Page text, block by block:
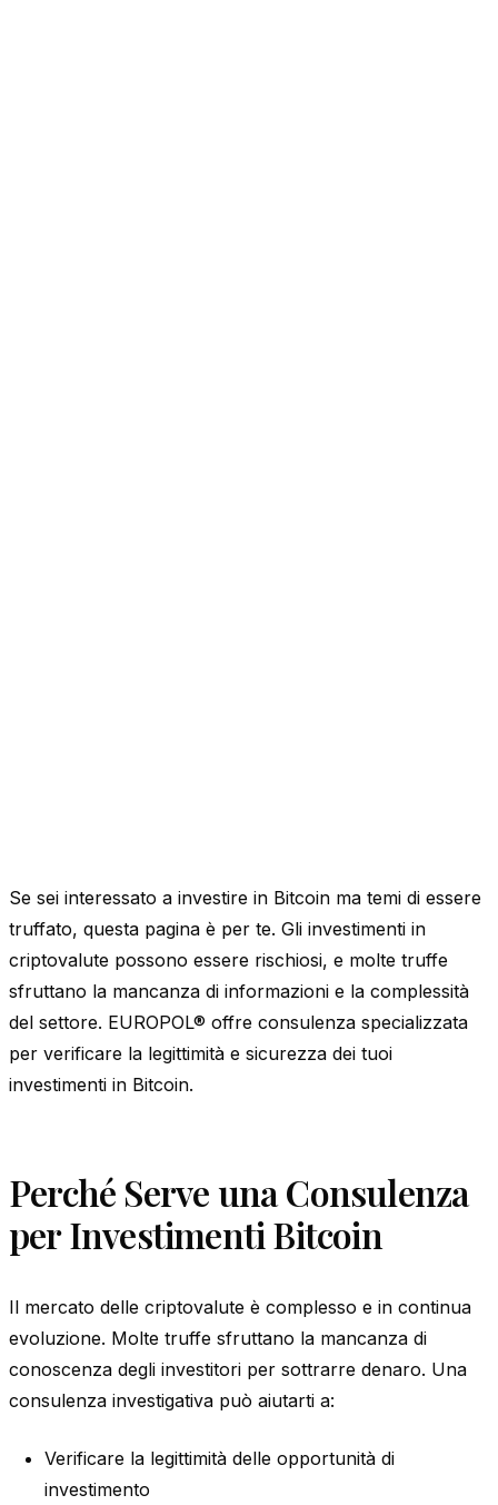
Se sei interessato a investire in Bitcoin ma temi di essere
truffato, questa pagina è per te. Gli investimenti in
criptovalute possono essere rischiosi, e molte truffe
sfruttano la mancanza di informazioni e la complessità
del settore. EUROPOL® offre consulenza specializzata
per verificare la legittimità e sicurezza dei tuoi
investimenti in Bitcoin.
Perché Serve una Consulenza
per Investimenti Bitcoin
Il mercato delle criptovalute è complesso e in continua
evoluzione. Molte truffe sfruttano la mancanza di
conoscenza degli investitori per sottrarre denaro. Una
consulenza investigativa può aiutarti a:
Verificare la legittimità delle opportunità di
investimento